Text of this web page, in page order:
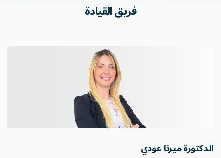
فريق القيادة
الدكتورة ميرنا عودي